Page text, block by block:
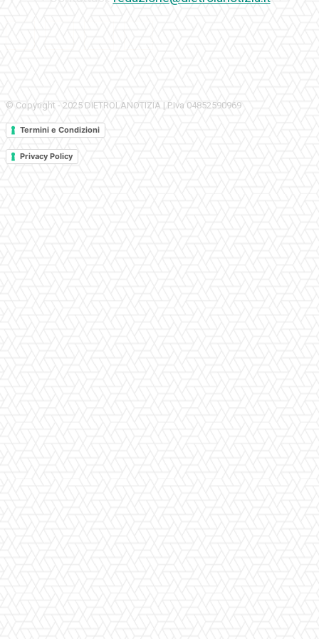
© Copyright - 2025 DIETROLANOTIZIA | P.Iva 04852590969
Termini e Condizioni
Privacy Policy